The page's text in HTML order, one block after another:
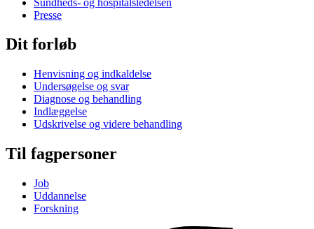
Presse
Dit forløb
Henvisning og indkaldelse
Undersøgelse og svar
Diagnose og behandling
Indlæggelse
Udskrivelse og videre behandling
Til fagpersoner
Job
Uddannelse
Forskning